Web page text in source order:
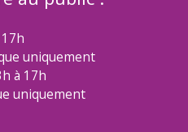
uniquement
à 17h
uniquement